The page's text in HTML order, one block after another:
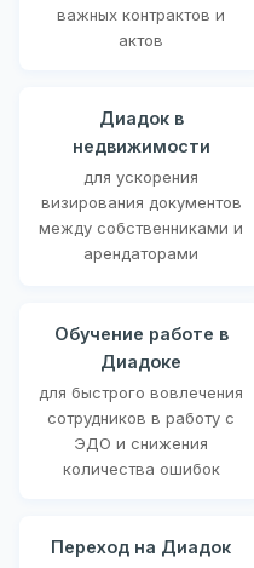
важных контрактов и
актов
Диадок в
недвижимости
для ускорения
визирования документов
между собственниками и
арендаторами
Обучение работе в
Диадоке
для быстрого вовлечения
сотрудников в работу с
ЭДО и снижения
количества ошибок
Переход на Диадок